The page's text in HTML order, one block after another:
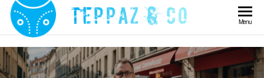
Skip
content
Teppaz
& Co
Menu